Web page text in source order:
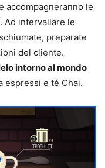
accompagneranno le
Ad intervallare le
preparate
del cliente.
intorno al mondo
espressi e té Chai.